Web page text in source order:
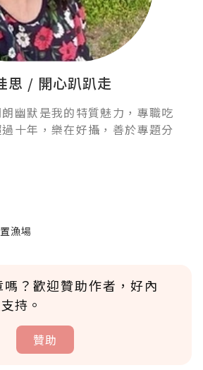
思 / 開心趴趴走
幽默是我的特質魅力，專職吃
十年，樂在好攝，善於專題分
漁場
？歡迎贊助作者，好內
持。
贊助